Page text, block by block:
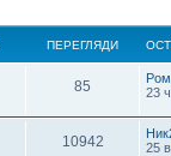
ПЕРЕГЛЯДИ
85
23
10942
25